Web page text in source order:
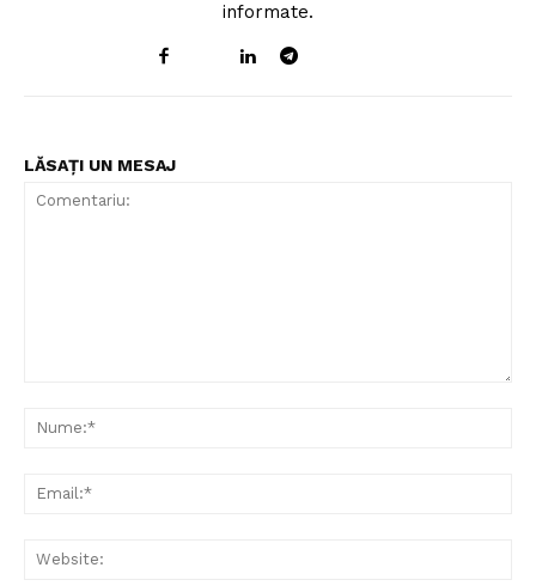
informate.
LĂSAȚI UN MESAJ